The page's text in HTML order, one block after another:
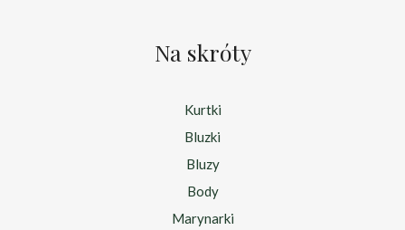
Na skróty
Kurtki
Bluzki
Bluzy
Body
Marynarki